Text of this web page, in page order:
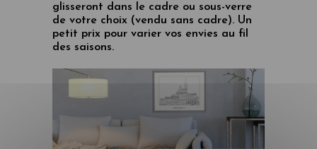
glisseront dans le cadre ou sous-verre
de votre choix (vendu sans cadre). Un
petit prix pour varier vos envies au fil
des saisons.